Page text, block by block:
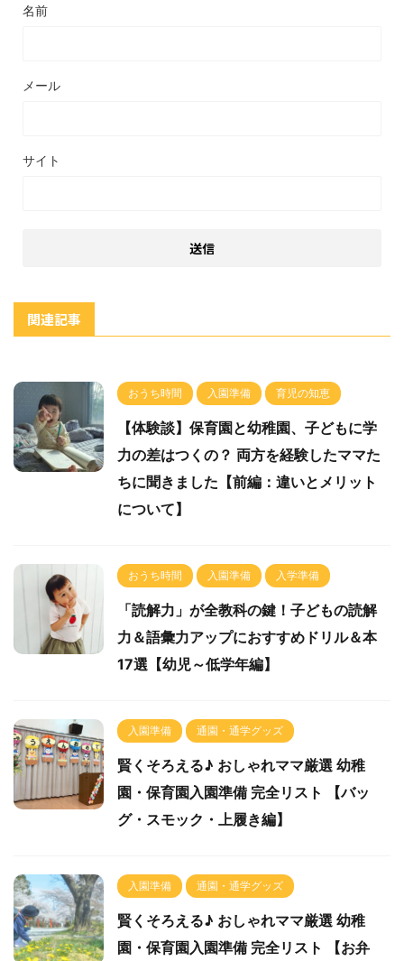
名前
メール
サイト
関連記事
おうち時間 入園準備 育児の知恵
【体験談】保育園と幼稚園、子どもに学
力の差はつくの？ 両方を経験したママた
ちに聞きました【前編：違いとメリット
について】
おうち時間 入園準備 入学準備
「読解力」が全教科の鍵！子どもの読解
力＆語彙力アップにおすすめドリル＆本
17選【幼児～低学年編】
入園準備 通園・通学グッズ
賢くそろえる♪ おしゃれママ厳選 幼稚
園・保育園入園準備 完全リスト 【バッ
グ・スモック・上履き編】
入園準備 通園・通学グッズ
賢くそろえる♪ おしゃれママ厳選 幼稚
園・保育園入園準備 完全リスト 【お弁